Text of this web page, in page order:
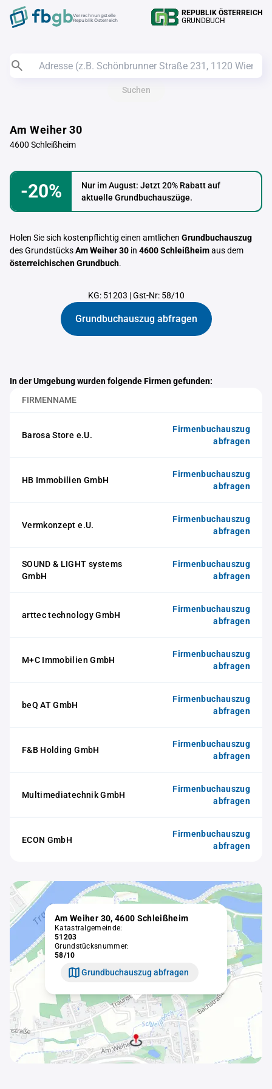
Verrechnungstelle
Republik Österreich
REPUBLIK ÖSTERREICH
GRUNDBUCH
Suchen
Am Weiher 30
4600 Schleißheim
-20%
Nur im August: Jetzt 20% Rabatt auf
aktuelle Grundbuchauszüge.
Holen Sie sich kostenpflichtig einen amtlichen Grundbuchauszug
des GrundstücksAm Weiher 30 in 4600 Schleißheimaus dem
österreichischen Grundbuch.
KG: 51203 |Gst-Nr: 58/10
Grundbuchauszug abfragen
In der Umgebung wurden folgende Firmen gefunden:
FIRMENNAME
Barosa Store e.U.
Firmenbuchauszug
abfragen
HB Immobilien GmbH
Firmenbuchauszug
abfragen
Vermkonzept e.U.
Firmenbuchauszug
abfragen
SOUND & LIGHT systems
GmbH
Firmenbuchauszug
abfragen
arttec technology GmbH
Firmenbuchauszug
abfragen
M+C Immobilien GmbH
Firmenbuchauszug
abfragen
beQ AT GmbH
Firmenbuchauszug
abfragen
F&B Holding GmbH
Firmenbuchauszug
abfragen
Multimediatechnik GmbH
Firmenbuchauszug
abfragen
ECON GmbH
Firmenbuchauszug
abfragen
Am Weiher 30, 4600 Schleißheim
Katastralgemeinde:
51203
Grundstücksnummer:
58/10
Grundbuchauszug abfragen